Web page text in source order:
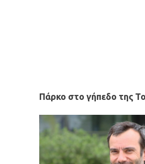
Πάρκο στο γήπεδο της